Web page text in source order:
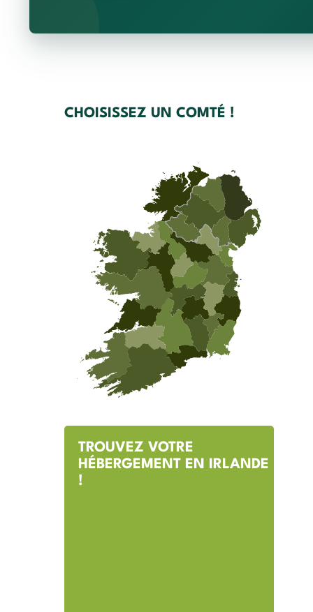
CHOISISSEZ UN COMTÉ !
TROUVEZ VOTRE
HÉBERGEMENT EN IRLANDE
!